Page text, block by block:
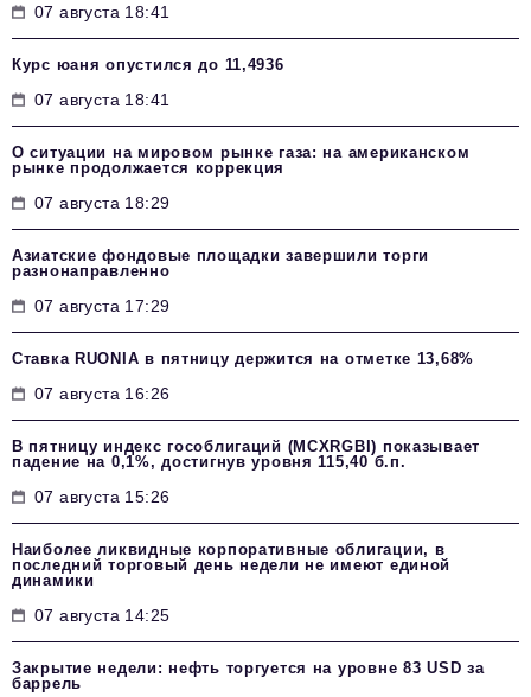
07 августа 18:41
Курс юаня опустился до 11,4936
07 августа 18:41
О ситуации на мировом рынке газа: на американском
рынке продолжается коррекция
07 августа 18:29
Азиатские фондовые площадки завершили торги
разнонаправленно
07 августа 17:29
Ставка RUONIA в пятницу держится на отметке 13,68%
07 августа 16:26
В пятницу индекс гособлигаций (MCXRGBI) показывает
падение на 0,1%, достигнув уровня 115,40 б.п.
07 августа 15:26
Наиболее ликвидные корпоративные облигации, в
последний торговый день недели не имеют единой
динамики
07 августа 14:25
Закрытие недели: нефть торгуется на уровне 83 USD за
баррель